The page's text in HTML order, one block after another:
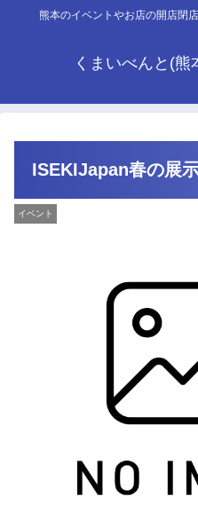
熊本のイベントやお店の開店閉
くまいべんと(熊
ISEKIJapan春の展
イベント